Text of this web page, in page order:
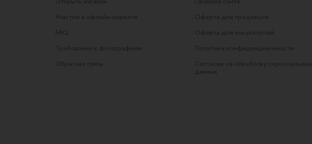
Участие в офлайн-маркете
FAQ
Требования к фотографиям
Обратная связь
Оферта для продавцов
Оферта для покупателей
Политика конфиденциальности
Согласие на обработку персональных
данных